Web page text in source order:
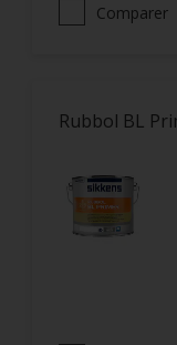
Comparer
Rubbol BL